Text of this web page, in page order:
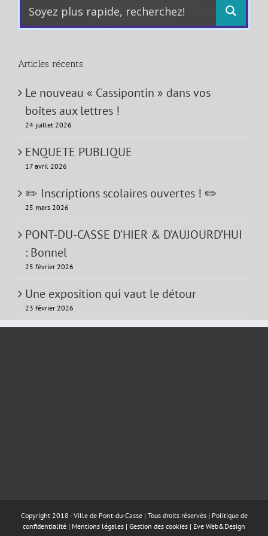
Articles récents
Le nouveau « Cassipontin » dans vos
boîtes aux lettres !
24 juillet 2026
ENQUETE PUBLIQUE
17 avril 2026
✏️ Inscriptions scolaires ouvertes ! ✏️
25 mars 2026
PONT-DU-CASSE D’HIER & D’AUJOURD’HUI
: Bonnel
25 février 2026
Une exposition qui vaut le détour
23 février 2026
Copyright 2018 - Ville de Pont-du-Casse | Tous droits réservés | Politique de
confidentialité | Mentions légales | Gestion des cookies | Eve Web&Design